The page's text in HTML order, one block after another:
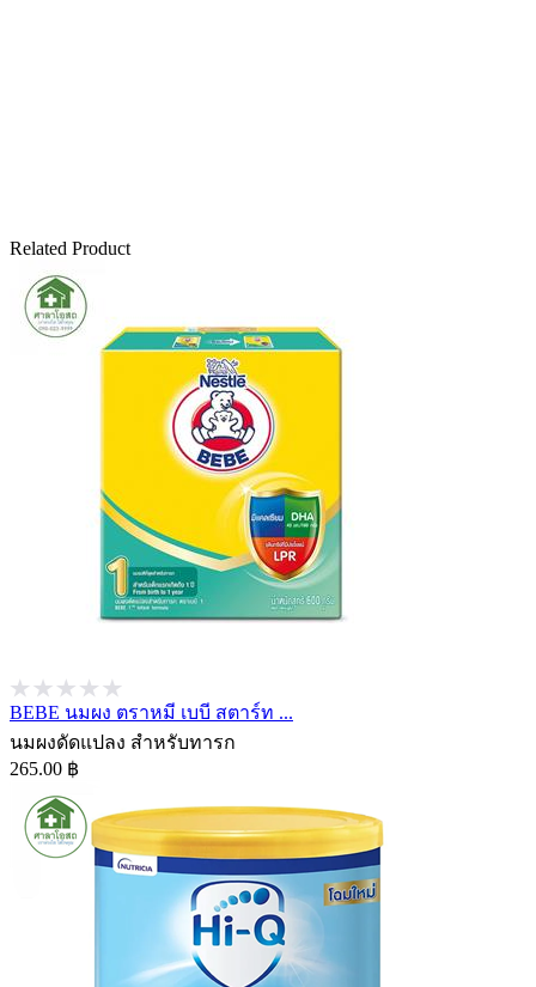
Related Product
BEBE นมผง ตราหมี เบบี สตาร์ท ...
นมผงดัดแปลง สำหรับทารก
265.00 ฿